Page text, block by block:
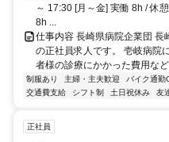
～ 17:30 [月～金] 実働 8h / 休
8h ...
仕事内容 長崎県病院企業団 長
の正社員求人です。 壱岐病院
者様の診療にかかった費用な
制服あり 主婦・主夫歓迎 バイク通勤
交通費支給
シフト制 土日祝休み 友
正社員